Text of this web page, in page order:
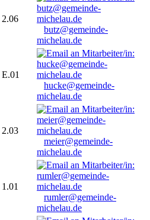
2.06
butz@gemeinde-
michelau.de
E.01
hucke@gemeinde-
michelau.de
2.03
meier@gemeinde-
michelau.de
1.01
rumler@gemeinde-
michelau.de